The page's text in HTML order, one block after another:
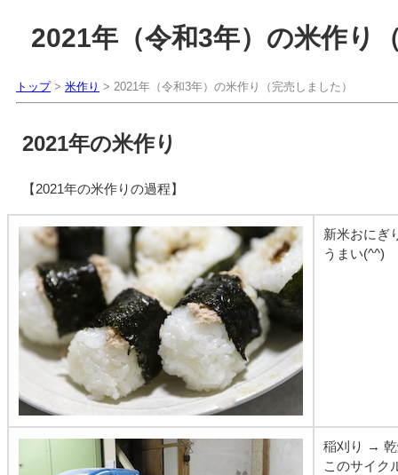
2021年（令和3年）の米作り
トップ> 米作り > 2021年（令和3年）の米作り（完売しました）
2021年の米作り
【2021年の米作りの過程】
新米おにぎ
うまい(^^)
稲刈り →
このサイク